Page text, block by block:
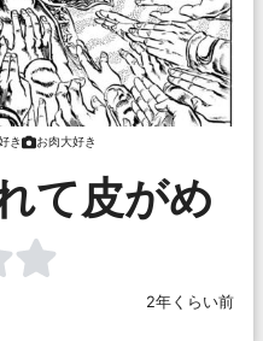
き お肉大好き
て皮がめ
2年くらい前